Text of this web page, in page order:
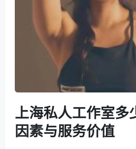
上海私人工作室多
因素与服务价值